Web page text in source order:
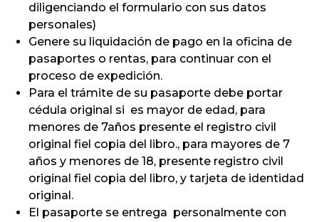
diligenciando el formulario con sus datos
personales)
Genere su liquidación de pago en la oficina de
pasaportes o rentas, para continuar con el
proceso de expedición.
Para el trámite de su pasaporte debe portar
cédula original si es mayor de edad, para
menores de 7años presente el registro civil
original fiel copia del libro., para mayores de 7
años y menores de 18, presente registro civil
original fiel copia del libro, y tarjeta de identidad
original.
El pasaporte se entrega personalmente con